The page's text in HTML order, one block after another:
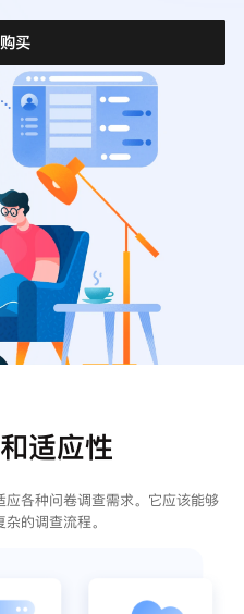
买
适应性
各种问卷调查需求。它应该能够
的调查流程。